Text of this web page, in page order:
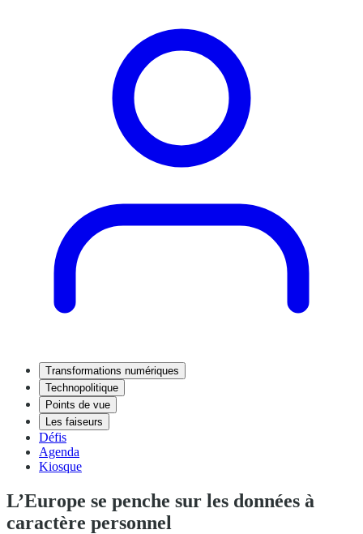
Transformations numériques
Technopolitique
Points de vue
Les faiseurs
Défis
Agenda
Kiosque
L’Europe se penche sur les données à
caractère personnel